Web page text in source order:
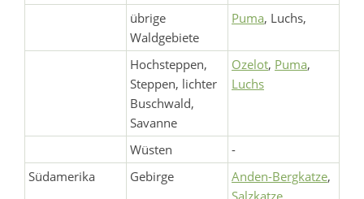
übrige
Waldgebiete
Puma, Luchs,
Hochsteppen,
Steppen, lichter
Buschwald,
Savanne
Ozelot, Puma,
Luchs
Wüsten
-
Südamerika
Gebirge Anden-Bergkatze,
Salzkatze